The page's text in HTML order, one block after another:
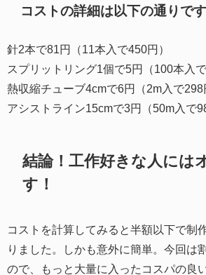
コストの詳細は以下の通りです
針2本で81円（11本入で450円）
スプリットリング1個で5円（100本入で
熱収縮チューブ4cmで6円（2m入で298
アシストライン15cmで3円（50m入で
結論！工作好きな人には
す！
コストを計算してみると半額以下で制
りました。しかも意外に簡単。今回は
ので、もっと大量に入ったコスパの良